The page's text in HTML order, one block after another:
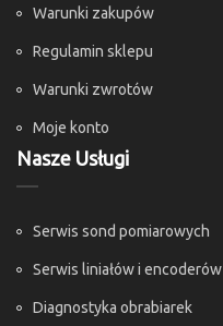
Warunki zakupów
Regulamin sklepu
Warunki zwrotów
Moje konto
Nasze Usługi
Serwis sond pomiarowych
Serwis liniałów i encoderów
Diagnostyka obrabiarek